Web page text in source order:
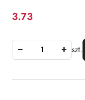
Cena:
3.73
szt.